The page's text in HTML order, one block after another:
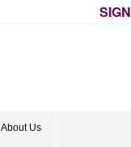
About Us